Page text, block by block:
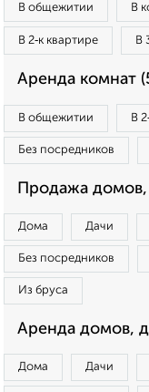
В общежитии В
В 2‑к квартире В
Аренда комнат
В общежитии В
Без посредников
Продажа домов,
Дома Дачи
Без посредников
Из бруса
Аренда домов,
Дома Дачи